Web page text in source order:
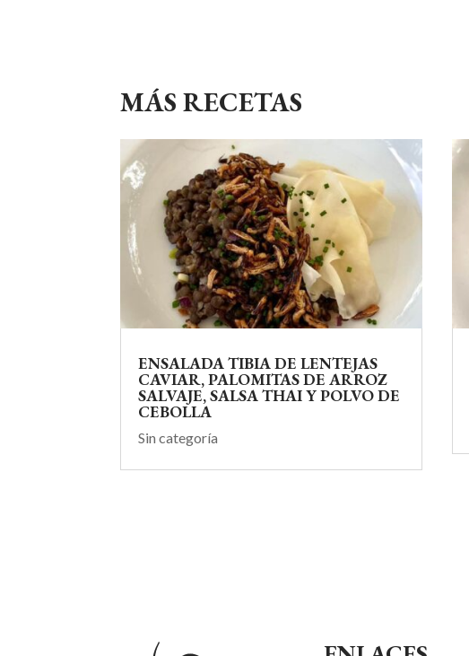
MÁS RECETAS
ENSALADA TIBIA DE LENTEJAS
CAVIAR, PALOMITAS DE ARROZ
SALVAJE, SALSA THAI Y POLVO DE
CEBOLLA
Sin categoría